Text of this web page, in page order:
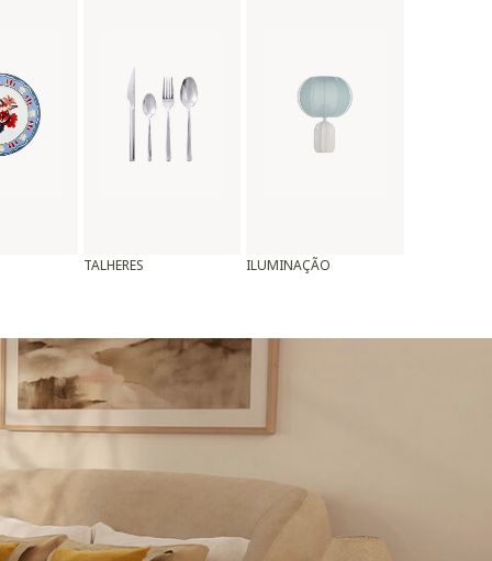
TALHERES ILUMINAÇÃO